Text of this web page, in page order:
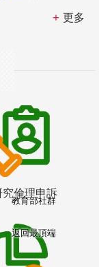
更多
究倫理申訴
教育部社群
返回最頂端